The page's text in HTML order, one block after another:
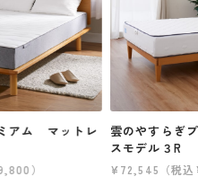
アム マットレ
）
雲のやすらぎ
スモデル３R
¥72,545（税